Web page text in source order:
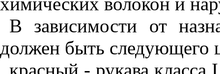
В зависимости от
должен быть следующего